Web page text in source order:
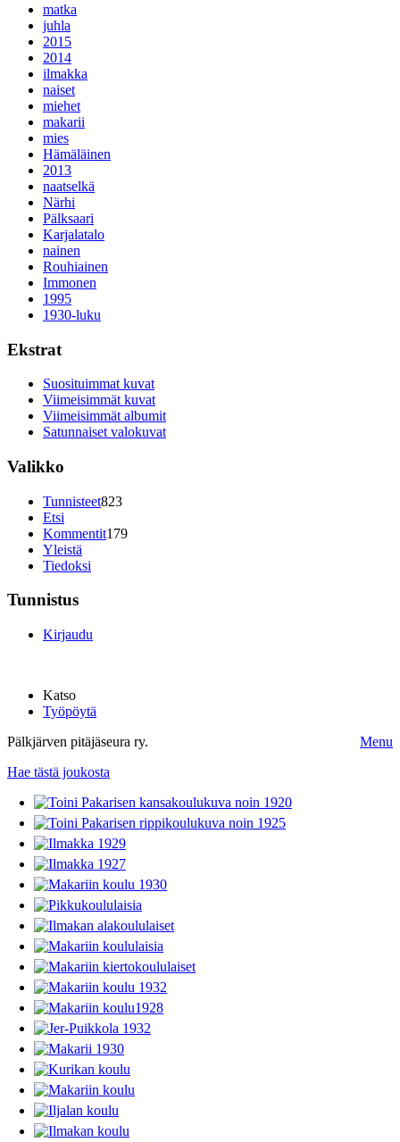
matka
juhla
2015
2014
ilmakka
naiset
miehet
makarii
mies
Hämäläinen
2013
naatselkä
Närhi
Pälksaari
Karjalatalo
nainen
Rouhiainen
Immonen
1995
1930-luku
Ekstrat
Suosituimmat kuvat
Viimeisimmät kuvat
Viimeisimmät albumit
Satunnaiset valokuvat
Valikko
Tunnisteet823
Etsi
Kommentit179
Yleistä
Tiedoksi
Tunnistus
Kirjaudu
Katso
Työpöytä
Pälkjärven pitäjäseura ry.
Menu
Hae tästä joukosta